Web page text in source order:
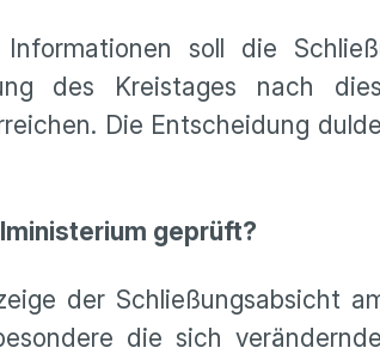
soll die
des Kreistages nach
Die Entscheidung
geprüft?
der Schließungsabsicht
die sich